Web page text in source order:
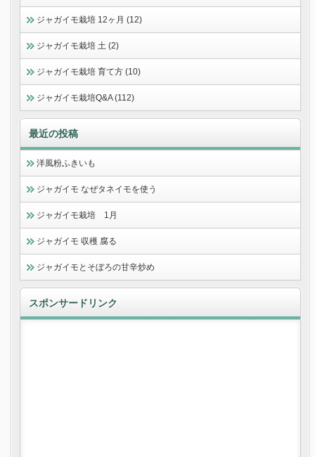
ジャガイモ栽培 12ヶ月 (12)
ジャガイモ栽培 土 (2)
ジャガイモ栽培 育て方 (10)
ジャガイモ栽培Q&A (112)
最近の投稿
洋風粉ふきいも
ジャガイモ なぜタネイモを使う
ジャガイモ栽培 1月
ジャガイモ 収穫 腐る
ジャガイモとそぼろの甘辛炒め
スポンサードリンク